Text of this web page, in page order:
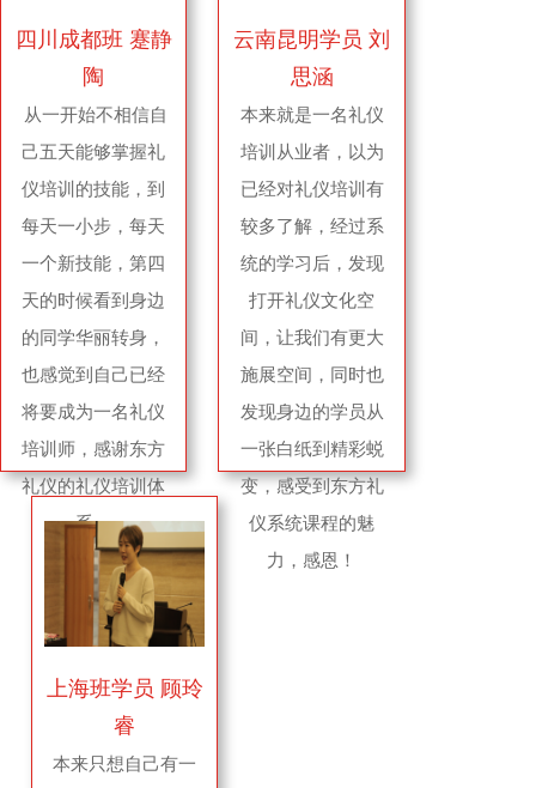
四川成都班 蹇静
陶
从一开始不相信自
己五天能够掌握礼
仪培训的技能，到
每天一小步，每天
一个新技能，第四
天的时候看到身边
的同学华丽转身，
也感觉到自己已经
将要成为一名礼仪
培训师，感谢东方
礼仪的礼仪培训体
系。
云南昆明学员 刘
思涵
本来就是一名礼仪
培训从业者，以为
已经对礼仪培训有
较多了解，经过系
统的学习后，发现
打开礼仪文化空
间，让我们有更大
施展空间，同时也
发现身边的学员从
一张白纸到精彩蜕
变，感受到东方礼
仪系统课程的魅
力，感恩！
上海班学员 顾玲
睿
本来只想自己有一